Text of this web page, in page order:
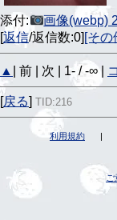
添付:
画像(webp)
[返信/返信数:0] [その
▲ | 前 | 次 | 1- / -∞ |
[戻る] TID:216
利用規約 |
ご